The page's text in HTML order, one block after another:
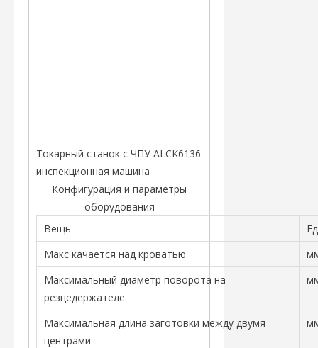
Токарный станок с ЧПУ ALCK6136
инспекционная машина
Конфигурация и параметры
оборудования
Вещь
Макс качается над кроватью
Максимальный диаметр поворота на
резцедержателе
Максимальная длина заготовки между двумя
центрами